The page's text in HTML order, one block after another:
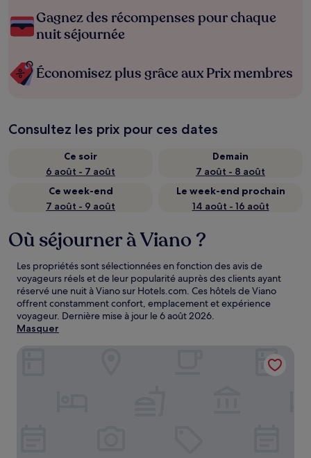
Gagnez des récompenses pour chaque
nuit séjournée
Économisez plus grâce aux Prix membres
Consultez les prix pour ces dates
Ce soir
6 août - 7 août
Demain
7 août - 8 août
Ce week-end
7 août - 9 août
Le week-end prochain
14 août - 16 août
Où séjourner à Viano ?
Les propriétés sont sélectionnées en fonction des avis de
voyageurs réels et de leur popularité auprès des clients ayant
réservé une nuit à Viano sur Hotels.com. Ces hôtels de Viano
offrent constamment confort, emplacement et expérience
voyageur. Dernière mise à jour le6 août 2026.
Masquer